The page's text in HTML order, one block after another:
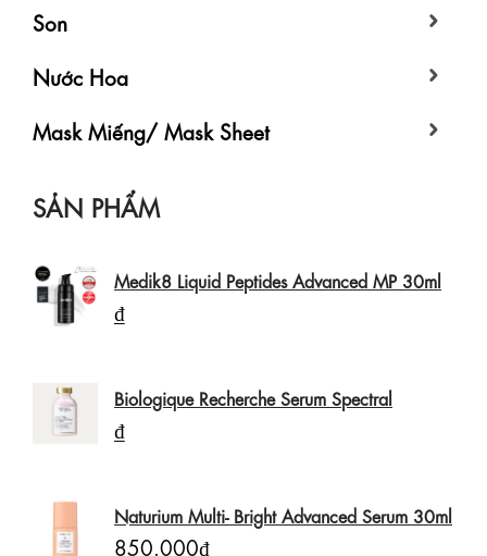
Son
Nước Hoa
Mask Miếng/ Mask Sheet
SẢN PHẨM
Medik8 Liquid Peptides Advanced MP 30ml
₫
Biologique Recherche Serum Spectral
₫
Naturium Multi- Bright Advanced Serum 30ml
850.000₫